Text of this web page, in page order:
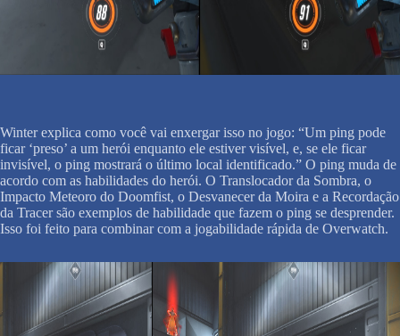
Winter explica como você vai enxergar isso no jogo: “Um ping pode
ficar ‘preso’ a um herói enquanto ele estiver visível, e, se ele ficar
invisível, o ping mostrará o último local identificado.” O ping muda de
acordo com as habilidades do herói. O Translocador da Sombra, o
Impacto Meteoro do Doomfist, o Desvanecer da Moira e a Recordação
da Tracer são exemplos de habilidade que fazem o ping se desprender.
Isso foi feito para combinar com a jogabilidade rápida de Overwatch.